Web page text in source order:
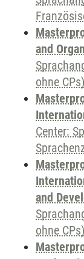
and
ohne CPs)
Center:
and
ohne CPs)